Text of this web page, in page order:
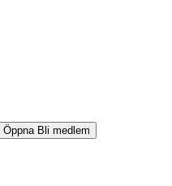
Öppna Bli medlem